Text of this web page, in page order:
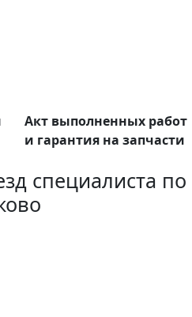
Акт выполненных работ
и гарантия на запчасти
специалиста по